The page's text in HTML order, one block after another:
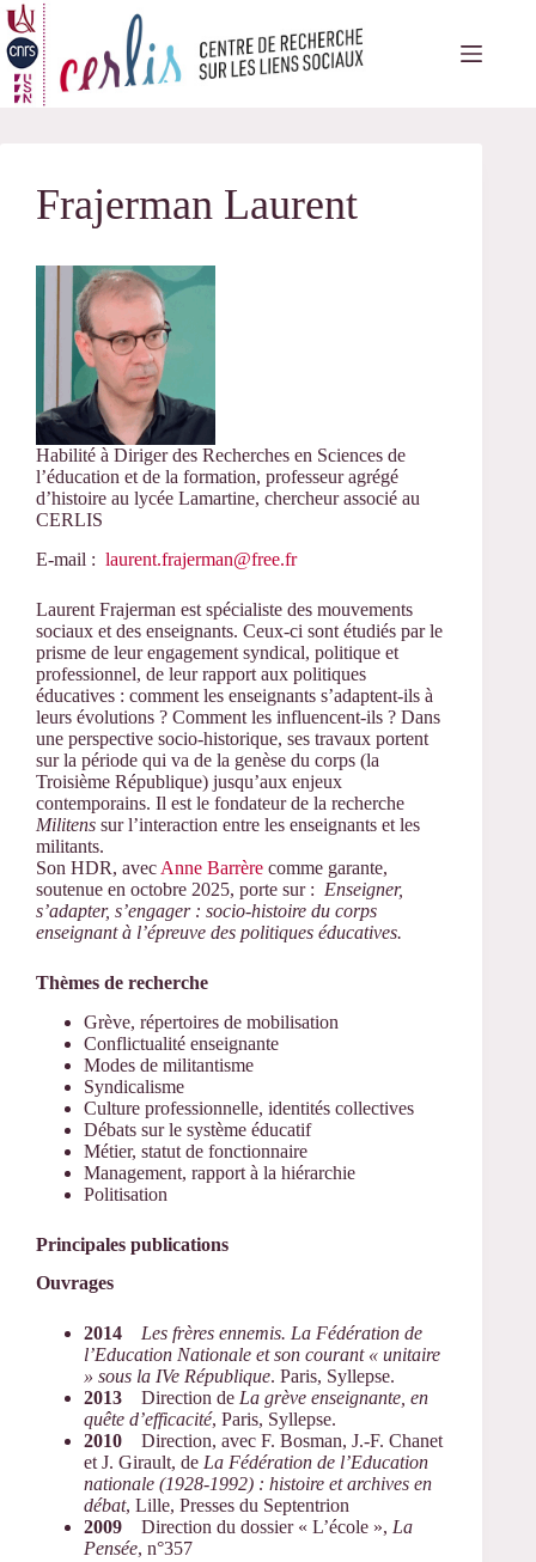
Passer
au
contenu
Frajerman Laurent
Habilité à Diriger des Recherches en Sciences de
l’éducation et de la formation, professeur agrégé
d’histoire au lycée Lamartine, chercheur associé au
CERLIS
E-mail : laurent.frajerman@free.fr
Laurent Frajerman est spécialiste des mouvements
sociaux et des enseignants. Ceux-ci sont étudiés par le
prisme de leur engagement syndical, politique et
professionnel, de leur rapport aux politiques
éducatives : comment les enseignants s’adaptent-ils à
leurs évolutions ? Comment les influencent-ils ? Dans
une perspective socio-historique, ses travaux portent
sur la période qui va de la genèse du corps (la
Troisième République) jusqu’aux enjeux
contemporains. Il est le fondateur de la recherche
Militens sur l’interaction entre les enseignants et les
militants.
Son HDR, avec Anne Barrère comme garante,
soutenue en octobre 2025, porte sur : Enseigner,
s’adapter, s’engager : socio-histoire du corps
enseignant à l’épreuve des politiques éducatives.
Thèmes de recherche
​Grève, répertoires de mobilisation
Conflictualité enseignante
Modes de militantisme
Syndicalisme
Culture professionnelle, identités collectives
Débats sur le système éducatif
Métier, statut de fonctionnaire
Management, rapport à la hiérarchie
Politisation
Principales publications
Ouvrages
2014
Les frères ennemis. La Fédération de
l’Education Nationale et son courant « unitaire
» sous la IVe République. Paris, Syllepse.
2013 Direction de La grève enseignante, en
quête d’efficacité, Paris, Syllepse.
2010 Direction, avec F. Bosman, J.-F. Chanet
et J. Girault, de La Fédération de l’Education
nationale (1928-1992) : histoire et archives en
débat, Lille, Presses du Septentrion
2009 Direction du dossier « L’école », La
Pensée, n°357